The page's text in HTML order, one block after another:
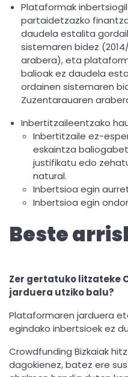
Plataformak
partaidetzazko
daudela estalita
sistemaren bidez
arabera), eta
balioak ez daudela
ordainen sistemaren
Zuzentarauaren
Inbertitzaileentzako
Inbertitzaile ez-
eskaintza
justifikatu edo
natural.
Inbertsioa egin
Inbertsioa egin
Beste
Zer gertatuko litzateke
jarduera utziko balu?
Plataformaren jarduera
egindako inbertsioek ez
Crowdfunding Bizkaiak
dagokienez, batez ere